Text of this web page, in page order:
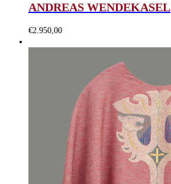
ANDREAS WENDEKASEL
€2.950,00